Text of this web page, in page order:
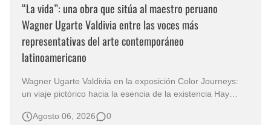
“La vida”: una obra que sitúa al maestro peruano
Wagner Ugarte Valdivia entre las voces más
representativas del arte contemporáneo
latinoamericano
Wagner Ugarte Valdivia en la exposición Color Journeys:
un viaje pictórico hacia la esencia de la existencia Hay
aquello que permanece oculto en la conciencia humana.
Agosto 06, 2026 0